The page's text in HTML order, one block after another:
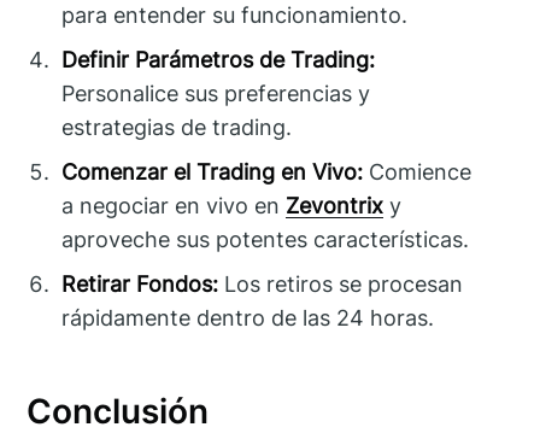
para entender su funcionamiento.
Definir Parámetros de Trading:
Personalice sus preferencias y
estrategias de trading.
Comenzar el Trading en Vivo: Comience
a negociar en vivo en Zevontrix y
aproveche sus potentes características.
Retirar Fondos: Los retiros se procesan
rápidamente dentro de las 24 horas.
Conclusión